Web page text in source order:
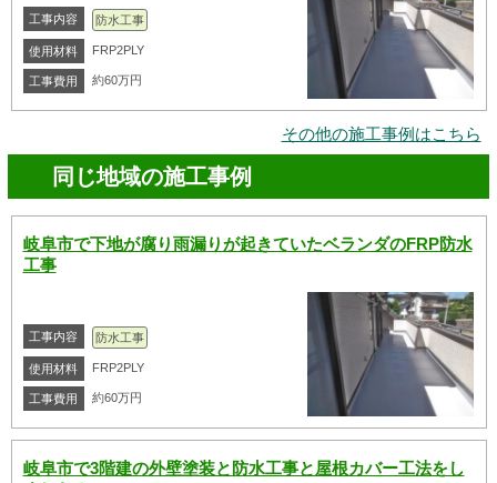
工事内容 防水工事
使用材料 FRP2PLY
工事費用 約60万円
その他の施工事例はこちら
同じ地域の施工事例
岐阜市で下地が腐り雨漏りが起きていたベランダのFRP防水
工事
工事内容 防水工事
使用材料 FRP2PLY
工事費用 約60万円
岐阜市で3階建の外壁塗装と防水工事と屋根カバー工法をし